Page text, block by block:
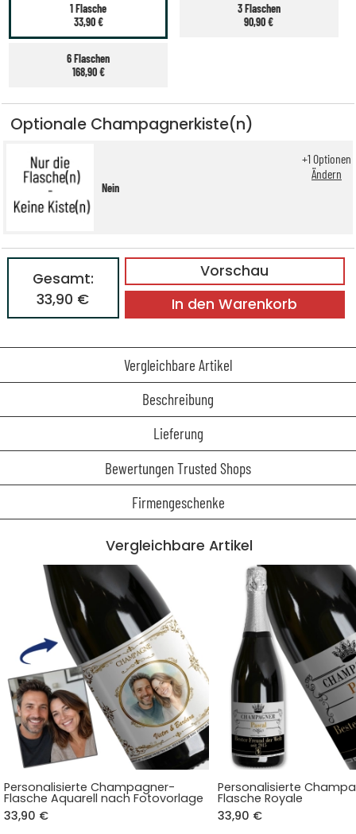
1 Flasche
33,90 €
3 Flaschen
90,90 €
6 Flaschen
168,90 €
Optionale Champagnerkiste(n)
Nein
+1Optionen
Ändern
Vorschau
Gesamt:
33,90 €
In den Warenkorb
Vergleichbare Artikel
Beschreibung
Lieferung
Bewertungen Trusted Shops
Firmengeschenke
Vergleichbare Artikel
Personalisierte Champagner-
Flasche Aquarell nach Fotovorlage
33,90 €
Personalisierte
Flasche Royale
33,90 €